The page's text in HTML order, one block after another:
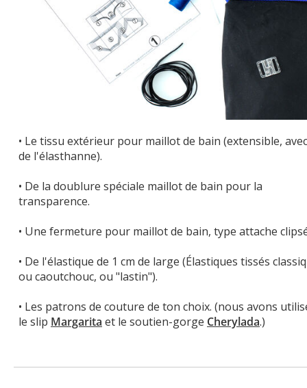
• Le tissu extérieur pour maillot de bain (extensible, avec
de l'élasthanne).
• De la doublure spéciale maillot de bain pour la
transparence.
• Une fermeture pour maillot de bain, type attache
• De l'élastique de 1 cm de large (Élastiques tissés
ou caoutchouc, ou "lastin").
• Les patrons de couture de ton choix. (nous avons
le slip Margarita et le soutien-gorge Cherylada.)